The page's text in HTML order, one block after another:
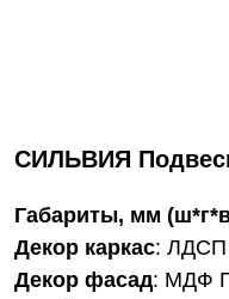
СИЛЬВИЯ
Габариты, мм
Декор каркас: ЛДСП
Декор фасад: МДФ